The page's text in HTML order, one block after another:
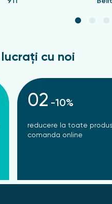
cu noi
02 -10%
reducere la toate
comanda online